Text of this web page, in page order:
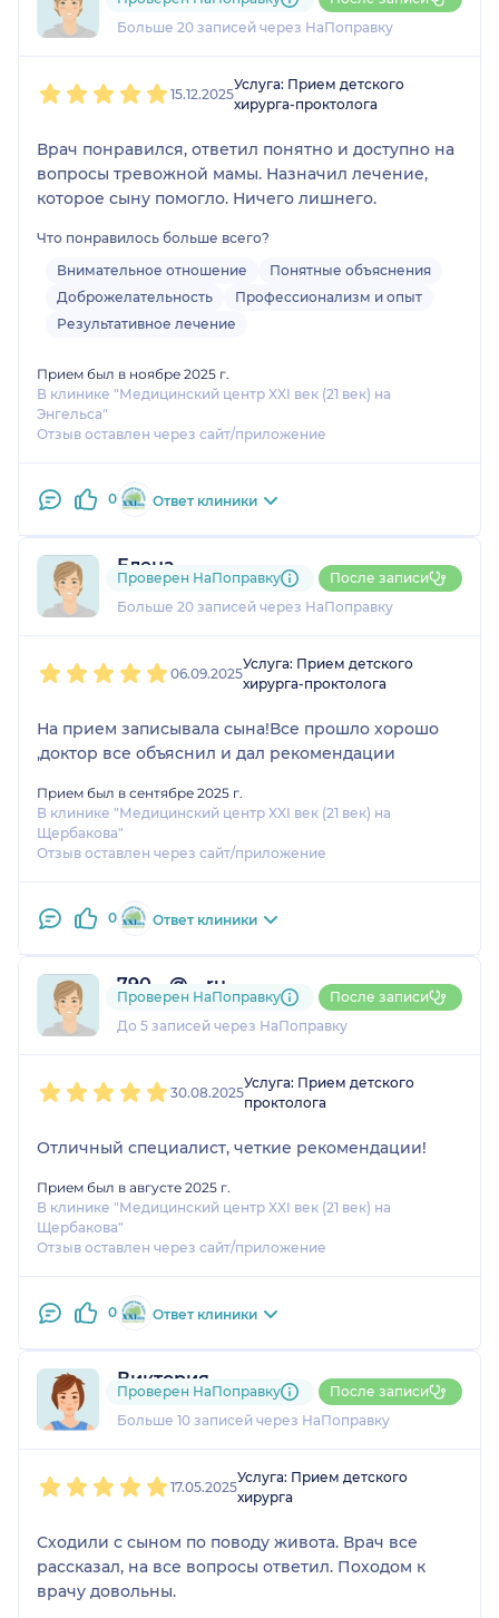
12 отзывови2 оценки
Больше 20 записей через НаПоправку
15.12.2025
Услуга: Прием детского
хирурга-проктолога
Врач понравился, ответил понятно и доступно на
вопросы тревожной мамы. Назначил лечение,
которое сыну помогло. Ничего лишнего.
Что понравилось больше всего?
Внимательное отношение
Понятные объяснения
Доброжелательность
Профессионализм и опыт
Результативное лечение
Прием был в ноябре 2025 г.
В клинике "Медицинский центр XXI век (21 век) на
Энгельса"
Отзыв оставлен через сайт/приложение
0 Ответ клиники
Елена
5 отзывов и2 оценки
Больше 20 записей через НаПоправку
Проверен НаПоправку После записи
06.09.2025
Услуга: Прием детского
хирурга-проктолога
На прием записывала сына!Все прошло хорошо
,доктор все объяснил и дал рекомендации
Прием был в сентябре 2025 г.
В клинике "Медицинский центр XXI век (21 век) на
Щербакова"
Отзыв оставлен через сайт/приложение
0 Ответ клиники
790....@....ru
2 отзыва
До 5 записей через НаПоправку
Проверен НаПоправку После записи
30.08.2025
Услуга: Прием детского
проктолога
Отличный специалист, четкие рекомендации!
Прием был в августе 2025 г.
В клинике "Медицинский центр XXI век (21 век) на
Щербакова"
Отзыв оставлен через сайт/приложение
0 Ответ клиники
Виктория
8 отзывов
Больше 10 записей через НаПоправку
Проверен НаПоправку После записи
17.05.2025
Услуга: Прием детского
хирурга
Сходили с сыном по поводу живота. Врач все
рассказал, на все вопросы ответил. Походом к
врачу довольны.